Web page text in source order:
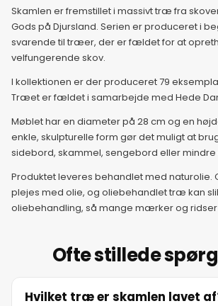
Skamlen er fremstillet i massivt træ fra
Gods på Djursland. Serien er produceret i
svarende til træer, der er fældet for at
velfungerende skov.
I kollektionen er der produceret 79
Træet er fældet i samarbejde med Hede
Møblet har en diameter på 28 cm og en
enkle, skulpturelle form gør det muligt at
sidebord, skammel, sengebord eller
Produktet leveres behandlet med naturolie.
plejes med olie, og oliebehandlet træ kan
oliebehandling, så mange mærker og ridser
Ofte stillede
Hvilket træ er skamlen lavet